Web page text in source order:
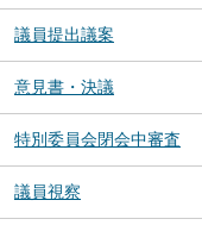
議員提出議案
意見書・決議
特別委員会閉会中審査
議員視察